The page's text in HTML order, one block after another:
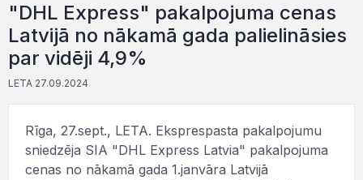
"DHL Express" pakalpojuma cenas
Latvijā no nākamā gada palielināsies
par vidēji 4,9%
LETA 27.09.2024
Rīga, 27.sept., LETA. Eksprespasta pakalpojumu
sniedzēja SIA "DHL Express Latvia" pakalpojuma
cenas no nākamā gada 1.janvāra Latvijā